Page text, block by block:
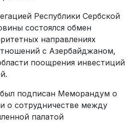
Республики Сербской
состоялся обмен
направлениях
с Азербайджаном,
поощрения инвестиций
подписан Меморандум о
о сотрудничестве между
палатой